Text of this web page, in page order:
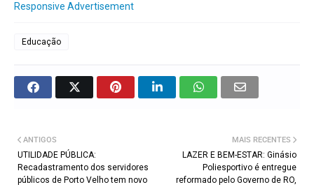
Responsive Advertisement
Educação
MAIS RECENTES
LAZER E BEM-ESTAR: Ginásio
Poliesportivo é entregue
reformado pelo Governo de RO,
ANTIGOS
UTILIDADE PÚBLICA:
Recadastramento dos servidores
públicos de Porto Velho tem novo